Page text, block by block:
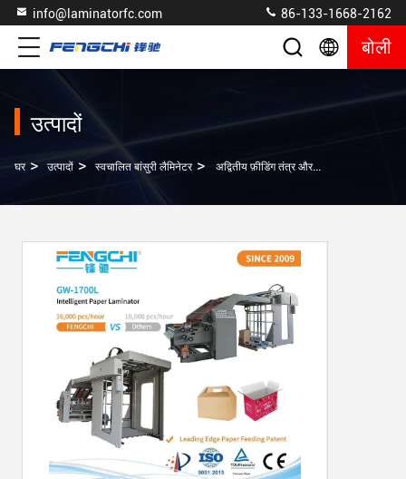
info@laminatorfc.com 86-133-1668-2162
बोली
उत्पादों
घर > उत्पादों > स्वचालित बांसुरी लैमिनेटर > अद्वितीय फ़ीडिंग तंत्र और एंटीकोरोसिव पोस्ट कोटिंग के साथ स्वचालित फ्लूट लैमिनेटर